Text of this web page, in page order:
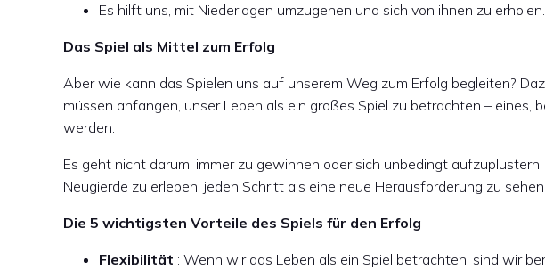
Es hilft uns, mit Niederlagen umzugehen und sich von ihnen zu erholen.
Das Spiel als Mittel zum Erfolg
Aber wie kann das Spielen uns auf unserem Weg zum Erfolg begleiten?
müssen anfangen, unser Leben als ein großes Spiel zu betrachten – eines,
werden.
Es geht nicht darum, immer zu gewinnen oder sich unbedingt
Neugierde zu erleben, jeden Schritt als eine neue Herausforderung zu
Die 5 wichtigsten Vorteile des Spiels für den Erfolg
Flexibilität : Wenn wir das Leben als ein Spiel betrachten, sind wir